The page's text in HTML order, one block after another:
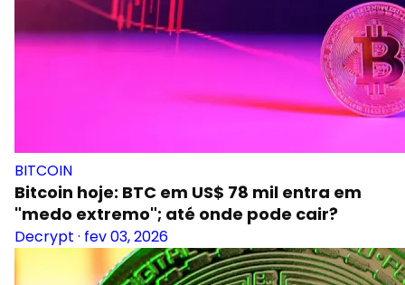
BITCOIN
Bitcoin hoje: BTC em US$ 78 mil entra em
"medo extremo"; até onde pode cair?
Decrypt · fev 03, 2026